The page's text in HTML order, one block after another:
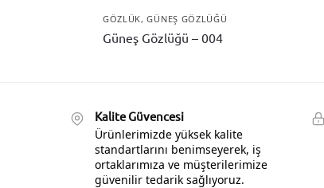
GÖZLÜK,GÜNEŞ GÖZLÜĞÜ
Güneş Gözlüğü – 004
Kalite Güvencesi
Ürünlerimizde yüksek kalite
standartlarını benimseyerek, iş
ortaklarımıza ve müşterilerimize
güvenilir tedarik sağlıyoruz.